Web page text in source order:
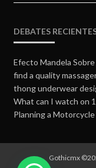
DEBATES
Efecto Mandela Sobre
find a quality
thong underwear
What can I watch on
Planning a
Gothicmx